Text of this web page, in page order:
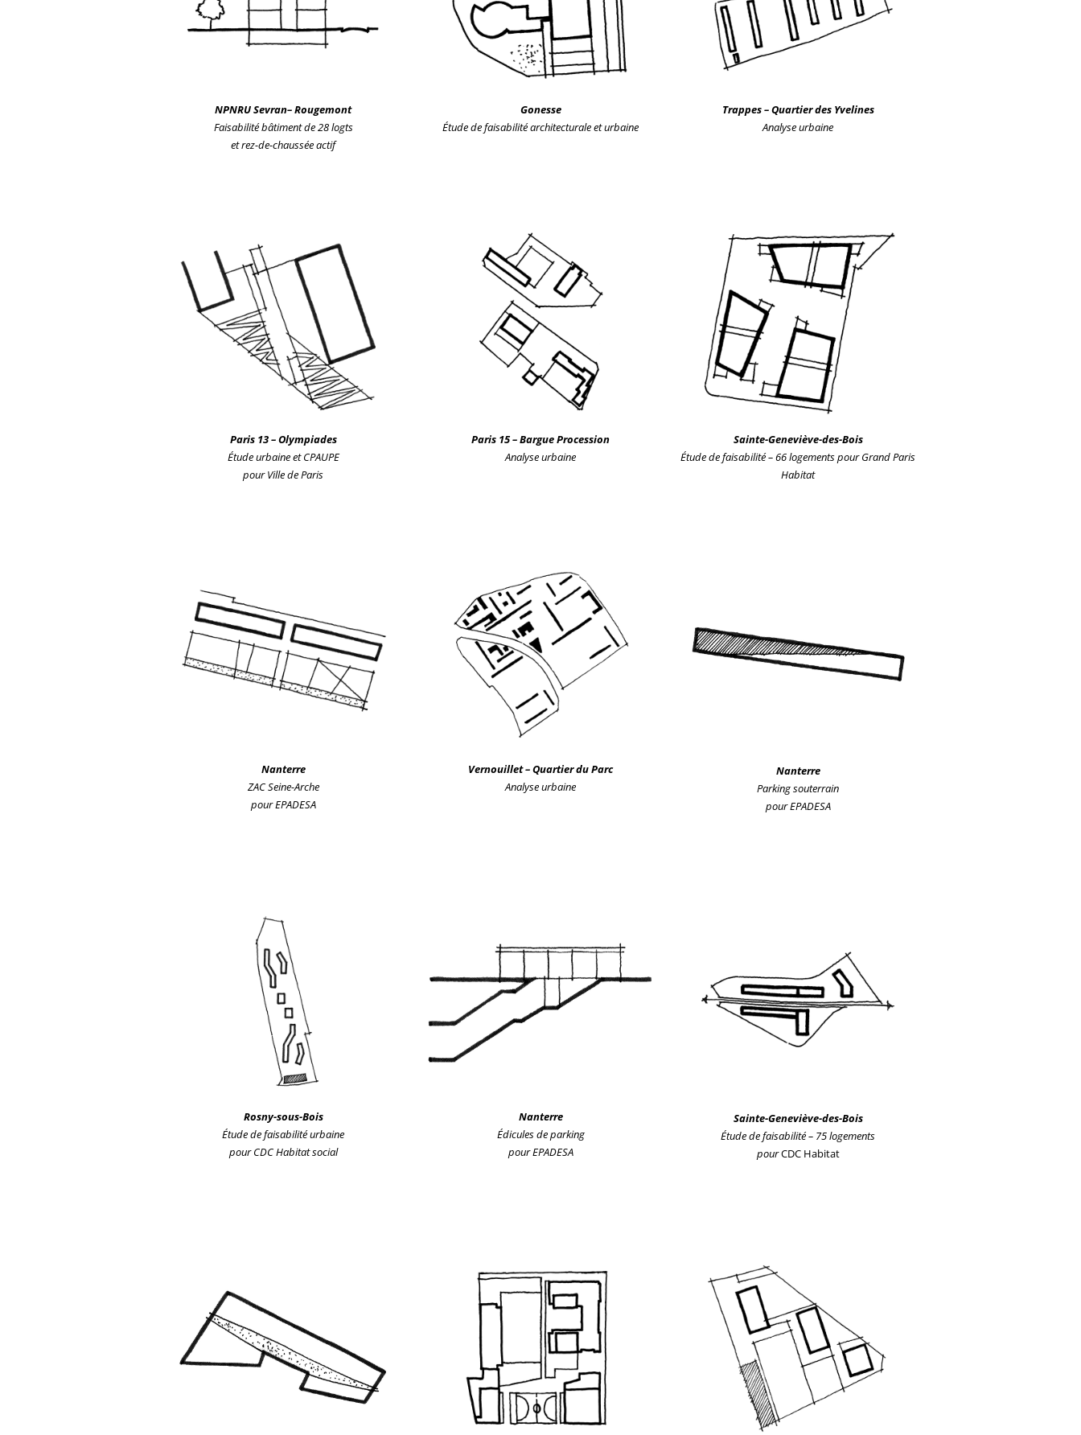
NPNRU Sevran– Rougemont
Faisabilité bâtiment de 28 logts
et rez-de-chaussée actif
Paris13 – Olympiades
Étude urbaineet CPAUPE
pour Ville de Paris
Nanterre
ZAC Seine-Arche
pour EPADESA
Rosny-sous-Bois
Étude de faisabilité urbaine
pour CDC Habitat social
Gonesse
Étude de faisabilitéarchitecturale et urbaine
Paris 15– Bargue Procession
Analyse urbaine
Vernouillet – Quartier du Parc
Analyse urbaine
Nanterre
Édicules de parking
pour EPADESA
Trappes – Quartier des Yvelines
Analyse urbaine
Sainte-Geneviève-des-Bois
Étude de faisabilité – 66 logementspour Grand Paris
Habitat
Nanterre
Parking souterrain
pour EPADESA
Sainte-Geneviève-des-Bois
Étude de faisabilité – 75 logements
pourCDC Habitat